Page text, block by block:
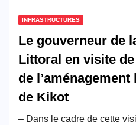
INFRASTRUCTURES
Le gouverneur de
Littoral en visite
de
de Kikot
– Dans le cadre de cette